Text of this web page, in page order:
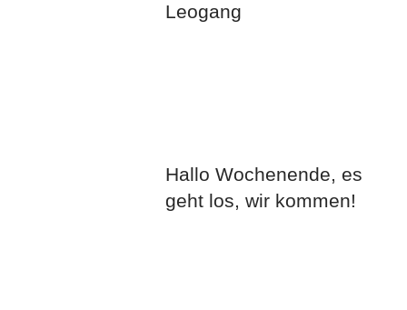
Leogang
Hallo Wochenende, es
geht los, wir kommen!